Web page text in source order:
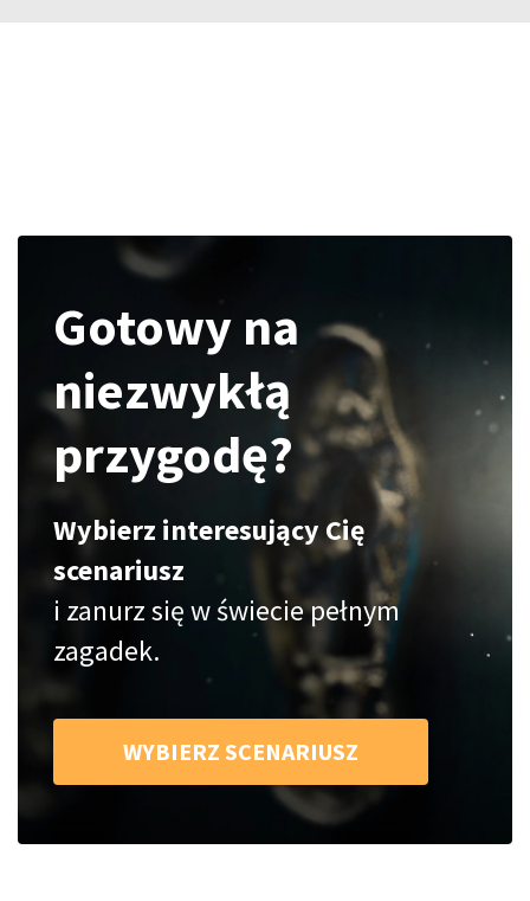
Gotowy na
niezwykłą
przygodę?
Wybierz interesujący Cię
scenariusz
i zanurz się w świecie pełnym
zagadek.
WYBIERZ SCENARIUSZ